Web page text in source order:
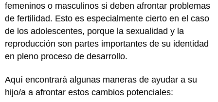
femeninos o masculinos si deben afrontar problemas
de fertilidad. Esto es especialmente cierto en el caso
de los adolescentes, porque la sexualidad y la
reproducción son partes importantes de su identidad
en pleno proceso de desarrollo.
Aquí encontrará algunas maneras de ayudar a su
hijo/a a afrontar estos cambios potenciales: